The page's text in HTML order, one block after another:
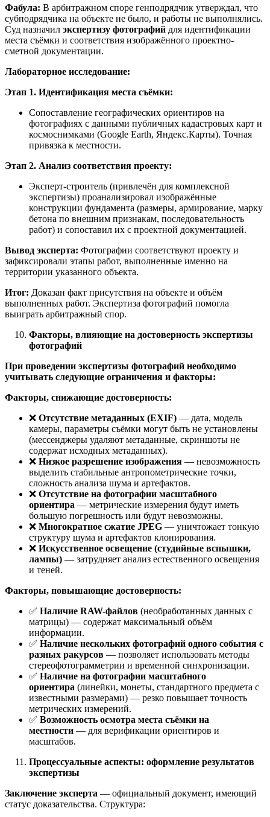
Фабула: В арбитражном споре генподрядчик утверждал, что
субподрядчика на объекте не было, и работы не выполнялись.
Суд назначил экспертизу фотографий для идентификации
места съёмки и соответствия изображённого проектно-
сметной документации.
Лабораторное исследование:
Этап 1. Идентификация места съёмки:
Сопоставление географических ориентиров на
фотографиях с данными публичных кадастровых карт и
космоснимками (Google Earth, Яндекс.Карты). Точная
привязка к местности.
Этап 2. Анализ соответствия проекту:
Эксперт-строитель (привлечён для комплексной
экспертизы) проанализировал изображённые
конструкции фундамента (размеры, армирование, марку
бетона по внешним признакам, последовательность
работ) и сопоставил их с проектной документацией.
Вывод эксперта: Фотографии соответствуют проекту и
зафиксировали этапы работ, выполненные именно на
территории указанного объекта.
Итог: Доказан факт присутствия на объекте и объём
выполненных работ. Экспертиза фотографий помогла
выиграть арбитражный спор.
Факторы, влияющие на достоверность экспертизы
фотографий
При проведении экспертизы фотографий необходимо
учитывать следующие ограничения и факторы:
Факторы, снижающие достоверность:
❌ Отсутствие метаданных (EXIF) — дата, модель
камеры, параметры съёмки могут быть не установлены
(мессенджеры удаляют метаданные, скриншоты не
содержат исходных метаданных).
❌ Низкое разрешение изображения — невозможность
выделить стабильные антропометрические точки,
сложность анализа шума и артефактов.
❌ Отсутствие на фотографии масштабного
ориентира — метрические измерения будут иметь
большую погрешность или будут невозможны.
❌ Многократное сжатие JPEG — уничтожает тонкую
структуру шума и артефактов клонирования.
❌ Искусственное освещение (студийные вспышки,
лампы) — затрудняет анализ естественного освещения
и теней.
Факторы, повышающие достоверность:
✅ Наличие RAW-файлов (необработанных данных с
матрицы) — содержат максимальный объём
информации.
✅ Наличие нескольких фотографий одного события с
разных ракурсов — позволяет использовать методы
стереофотограмметрии и временной синхронизации.
✅ Наличие на фотографии масштабного
ориентира (линейки, монеты, стандартного предмета с
известными размерами) — резко повышает точность
метрических измерений.
✅ Возможность осмотра места съёмки на
местности — для верификации ориентиров и
масштабов.
Процессуальные аспекты: оформление результатов
экспертизы
Заключение эксперта — официальный документ, имеющий
статус доказательства. Структура: